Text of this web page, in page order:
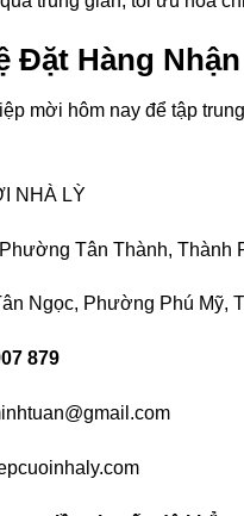
Đặt Hàng
mời hôm nay để tập
NHÀ LỲ
Tân Thành, Thành
Ngọc, Phường Phú Mỹ,
879